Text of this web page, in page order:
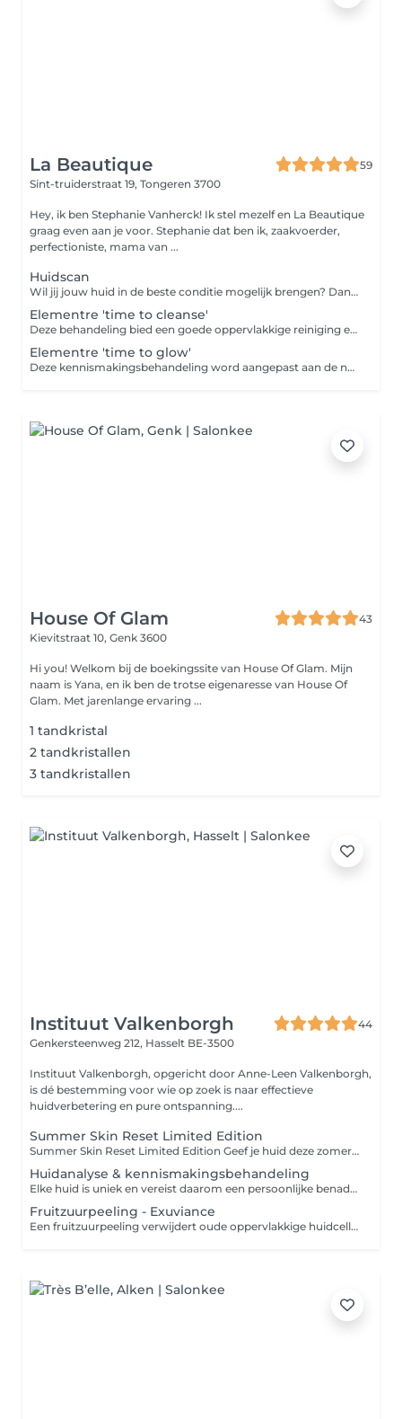
La Beautique
59
Sint-truiderstraat 19, Tongeren 3700
Hey, ik ben Stephanie Vanherck! Ik stel mezelf en La Beautique
graag even aan je voor. Stephanie dat ben ik, zaakvoerder,
perfectioniste, mama van ...
Huidscan
Wil jij jouw huid in de beste conditie mogelijk brengen? Dan moeten we samenwerken :-) Want het is zo, dat wij in het salon voor 20% aan jouw huid kunnen werken en jij voor 80% thuis. Met de door ons geadviseerde producten kan je thuis 'je behandeling' verder zetten tot het weer tijd is om bij ons langs te komen. Weet jij niet in welke conditie jouw huid is en welke verzorging je het best zou kiezen? Wil je graag weten wat je kan doen om je huid zo jong en gezond mogelijk te houden of te verbeteren? Boek dan 'NU' je huidscan en wij beantwoorden al je vragen en geven jouw het juiste, eerlijke advies. Zien we je snel? Gaan wij samen voor die stralende huid?
Elementre 'time to cleanse'
Deze behandeling bied een goede oppervlakkige reiniging en is vooral interessant voor onze studenten. - Dubbele reiniging - Aangepaste peeling - Verwijderen onzuiverheden - Dagverzorging en SPF
Elementre 'time to glow'
Deze kennismakingsbehandeling word aangepast aan de noden van jouw huid - Dubbele reiniging - Aangepaste peeling - Verwijderen onzuiverheden - Epileren wenkbrauwen - Aangepast serum en Masker - Led Light Therapy - Dagverzorging en SPF
House Of Glam
43
Kievitstraat 10, Genk 3600
Hi you! Welkom bij de boekingssite van House Of Glam. Mijn
naam is Yana, en ik ben de trotse eigenaresse van House Of
Glam. Met jarenlange ervaring ...
1 tandkristal
2 tandkristallen
3 tandkristallen
Instituut Valkenborgh
44
Genkersteenweg 212, Hasselt BE-3500
Instituut Valkenborgh, opgericht door Anne-Leen Valkenborgh,
is dé bestemming voor wie op zoek is naar effectieve
huidverbetering en pure ontspanning....
Summer Skin Reset Limited Edition
Summer Skin Reset Limited Edition Geef je huid deze zomer de verzorging die ze verdient met onze exclusieve Summer Skin Reset. Deze luxebehandeling combineert de kracht van Obagi Medical Deluxe met de intens hydraterende werking van Aquaderm. Ideaal voor een huid die dof, gedehydrateerd of uit balans is door zon, warmte en dagelijks SPF-gebruik. Het resultaat? Een intens gevoede, frisse en stralende huid met een gezonde summer glow. Obagi Medical Deluxe + Aquaderm Diepe reiniging & intensieve hydratatie Herstelt de huidbarrière Direct een frisse, stralende uitstraling Summer Special €199 i.p.v. €250 Deze behandeling is tijdelijk beschikbaar tijdens onze Summer Specials. TEM 31/08/2026
Huidanalyse & kennismakingsbehandeling
Elke huid is uniek en vereist daarom een persoonlijke benadering. Een huidanalyse kan van onschatbare waarde zijn voor wie meer inzicht wil krijgen in de conditie en behoeften van zijn of haar huid. Het helpt bij het identificeren van huidproblemen zoals acne, rimpels, pigmentvlekken, gevoeligheid en droogheid, en bij het vaststellen van de onderliggende oorzaken en factoren die deze problemen veroorzaken. Vooral voor mensen met specifieke huidproblemen of aandoeningen zoals rosacea, eczeem of psoriasis kan een huidanalyse van onschatbare waarde zijn. Het stelt hen in staat de juiste huidverzorgingsproducten en -behandelingen te kiezen om aan hun specifieke behoeften te voldoen. Daarnaast kan een huidanalyse ook waardevol zijn voor mensen die hun huidverzorgingsroutine willen verbeteren of optimaliseren. Het helpt bij het bepalen van de juiste producten en ingrediënten voor hun huidtype en conditie. Tijdens deze sessie zullen we de huid al laten kennismaken met één van de aanbevolen behandelingen. Mocht u geen geschikt moment vinden in de online agenda, aarzel dan niet om mij een bericht te sturen via Instagram of op het nummer 0473 71 02 34. Ik help u graag verder.
Fruitzuurpeeling - Exuviance
Een fruitzuurpeeling verwijdert oude oppervlakkige huidcellen, waardoor nieuwe, jonge huidcellen aan de oppervlakte komen. Dit stimuleert de celvernieuwing en draagt bij aan huidverjonging. Bovendien verbetert een fruitzuurpeeling de opname van voedingsstoffen van huidproducten na de behandeling, wat resulteert in een fijnere en egalere huidstructuur. Aanbevolen behandelplan: Voor een optimaal resultaat adviseren wij een behandelkuur van 4 behandelingen, met een pauze van 3-4 weken tussen elke behandeling. In sommige gevallen kan een eenmalige behandeling ook voldoende zijn, afhankelijk van de individuele doelstellingen. Resultaten: Een frissere en gladdere huid Een fijnere huidstructuur Verminderde pigmentatie Een gezonde gloed Na de behandeling: Over het algemeen is er geen downtime na een fruitzuurpeeling. Wel kan de huid direct na de behandeling enigszins rood worden en kan er een lichte schilfering optreden. Wij raden aan om na de behandeling een zonbeschermingsproduct met een hoge SPF, zoals Heliocare, te gebruiken. Belangrijk om te weten: Elke behandeling kan worden geüpgraded met extra supplementen, dus bekijk zeker de mogelijkheden! Voor optimale resultaten is het belangrijk om thuis de geadviseerde producten te gebruiken en de huid verder te behandelen. Bij deze behandeling is het epileren van de wenkbrauwen inbegrepen.